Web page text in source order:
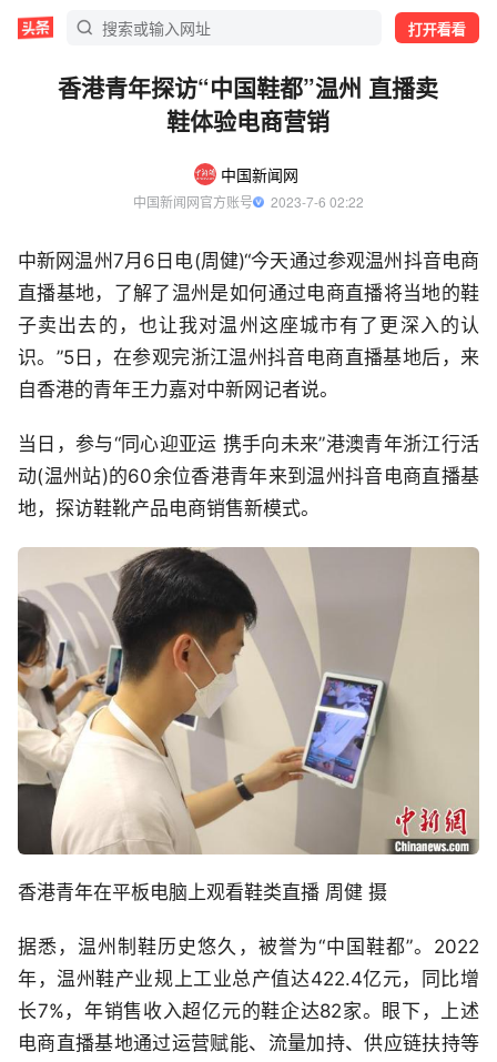
打开看看
香港青年探访“中国鞋都”温州 直播卖
鞋体验电商营销
中国新闻网
中国新闻网官方账号
  2023-7-6 02:22
中新网温州7月6日电(周健)“今天通过参观温州抖音电商
直播基地，了解了温州是如何通过电商直播将当地的鞋
子卖出去的，也让我对温州这座城市有了更深入的认
识。”5日，在参观完浙江温州抖音电商直播基地后，来
自香港的青年王力嘉对中新网记者说。
当日，参与“同心迎亚运 携手向未来”港澳青年浙江行活
动(温州站)的60余位香港青年来到温州抖音电商直播基
地，探访鞋靴产品电商销售新模式。
香港青年在平板电脑上观看鞋类直播 周健 摄
据悉，温州制鞋历史悠久，被誉为“中国鞋都”。2022
年，温州鞋产业规上工业总产值达422.4亿元，同比增
长7%，年销售收入超亿元的鞋企达82家。眼下，上述
电商直播基地通过运营赋能、流量加持、供应链扶持等